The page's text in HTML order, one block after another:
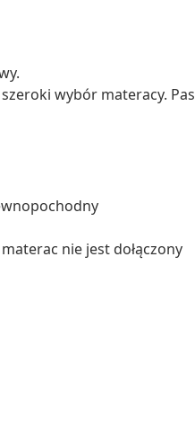
wybór materacy.
nie jest dołączony